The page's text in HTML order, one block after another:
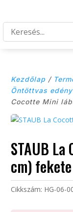
Kezdőlap /
Öntöttvas
Cocotte Mini
STAUB
cm) fekete
Cikkszám: HG-06-